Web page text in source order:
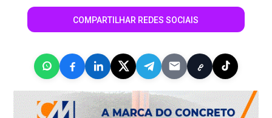
COMPARTILHAR REDES SOCIAIS